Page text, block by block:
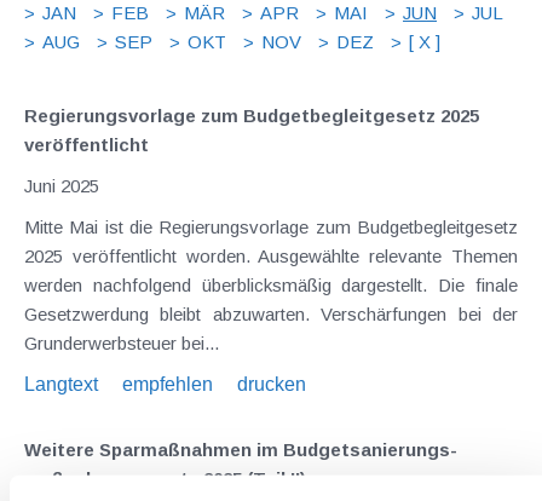
JAN
FEB MÄR APR MAI JUN
JUL
AUG
SEP OKT NOV DEZ [ X ]
Regierungsvorlage zum Budgetbegleitgesetz 2025
veröffentlicht
Juni 2025
Mitte Mai ist die Regierungsvorlage zum Budgetbegleitgesetz
2025 veröffentlicht worden. Ausgewählte relevante Themen
werden nachfolgend überblicksmäßig dargestellt. Die finale
Gesetzwerdung bleibt abzuwarten. Verschärfungen bei der
Grunderwerbsteuer bei...
Langtext
empfehlen drucken
Weitere Sparmaßnahmen im Budgetsanierungs­
maßnahmengesetz 2025 (Teil II)